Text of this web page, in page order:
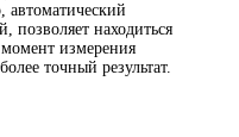
автоматический
позволяет находиться
измерения
точный результат.